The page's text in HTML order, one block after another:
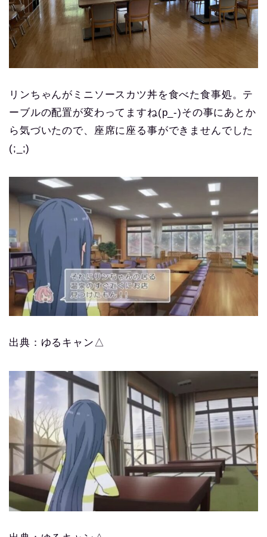
リンちゃんがミニソースカツ丼を食べた食事処。テ
ーブルの配置が変わってますね(p_-)その事にあとか
ら気づいたので、座席に座る事ができませんでした
(;_;)
出典：ゆるキャン△